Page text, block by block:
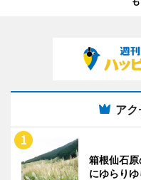
ア
箱根仙石
にゆらりゆ